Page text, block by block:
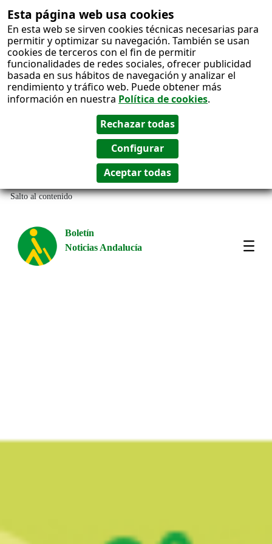
Esta página web usa cookies
En esta web se sirven cookies técnicas necesarias para
permitir y optimizar su navegación. También se usan
cookies de terceros con el fin de permitir
funcionalidades de redes sociales, ofrecer publicidad
basada en sus hábitos de navegación y analizar el
rendimiento y tráfico web. Puede obtener más
información en nuestra Política de cookies.
Salto al contenido
Boletín
Noticias Andalucía